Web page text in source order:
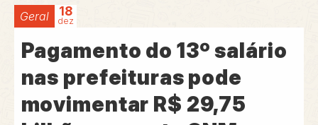
Geral 18
dez
Pagamento do 13º salário
nas prefeituras pode
movimentar R$ 29,75